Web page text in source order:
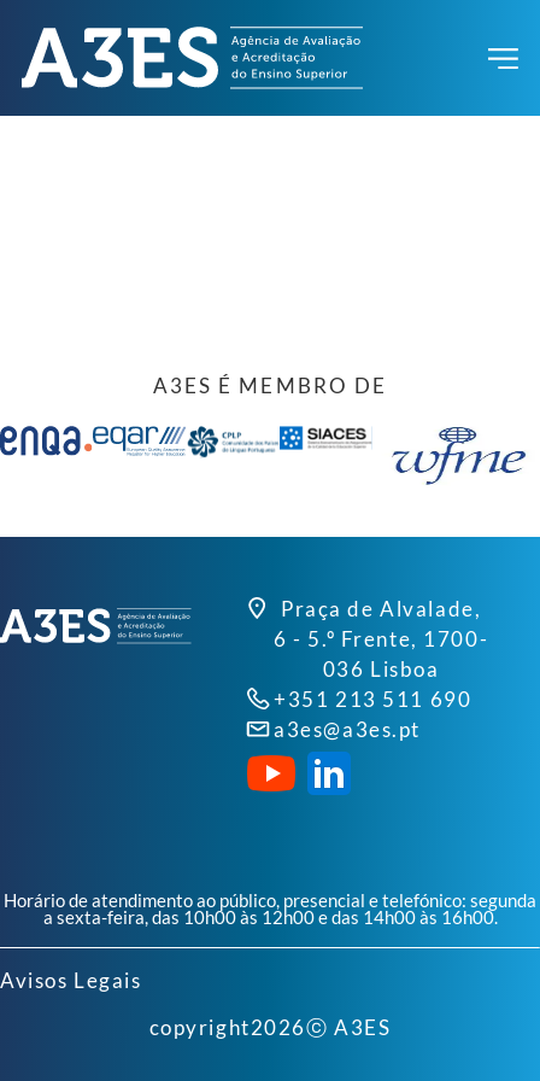
A3ES É MEMBRO DE
Praça de Alvalade,
6 - 5.º Frente, 1700-
036 Lisboa
+351 213 511 690
a3es@a3es.pt
Horário de atendimento ao público, presencial e telefónico: segunda
a sexta-feira, das 10h00 às 12h00 e das 14h00 às 16h00.
Avisos Legais
copyright2026ⓒ A3ES